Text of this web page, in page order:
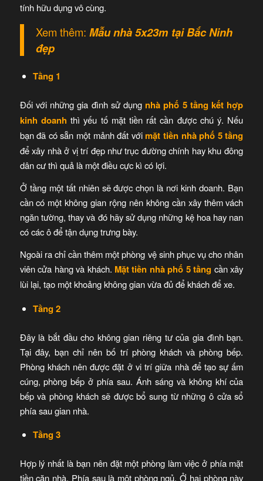
tính hữu dụng vô cùng.
Xem thêm: Mẫunhà 5x23m tại Bắc Ninh
đẹp
Tầng 1
Đối với những gia đình sử dụng nhà phố 5 tầng kết hợp
kinh doanh thì yếu tố mặt tiền rất cần được chú ý. Nếu
bạn đã có sẵn một mảnh đất với mặt tiền nhà phố 5 tầng
để xây nhà ở vị trí đẹp như trục đường chính hay khu đông
dân cư thì quả là một điều cực kì có lợi.
Ở tầng một tất nhiên sẽ được chọn là nơi kinh doanh. Bạn
cần có một không gian rộng nên không cần xây thêm vách
ngăn tường, thay và đó hãy sử dụng những kệ hoa hay nan
có các ô để tận dụng trưng bày.
Ngoài ra chỉ cần thêm một phòng vệ sinh phục vụ cho nhân
viên cửa hàng và khách. Mặt tiền nhà phố 5 tầng cần xây
lùi lại, tạo một khoảng không gian vừa đủ để khách để xe.
Tầng 2
Đây là bắt đầu cho không gian riêng tư của gia đình bạn.
Tại đây, bạn chỉ nên bố trí phòng khách và phòng bếp.
Phòng khách nên được đặt ở vi trí giữa nhà để tạo sự ấm
cúng, phòng bếp ở phía sau. Ánh sáng và không khí của
bếp và phòng khách sẽ được bổ sung từ những ô cửa sổ
phía sau gian nhà.
Tầng 3
Hợp lý nhất là bạn nên đặt một phòng làm việc ở phía mặt
tiền căn nhà. Phía sau là một phòng ngủ. Ở hai phòng này